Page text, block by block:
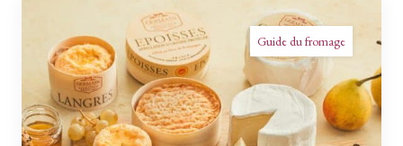
Guide du fromage